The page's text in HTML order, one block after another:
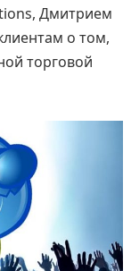
Дмитрием
о том,
торговой